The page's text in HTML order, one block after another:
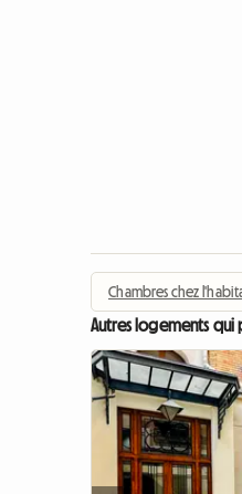
Chambres chez
Autres logements qui